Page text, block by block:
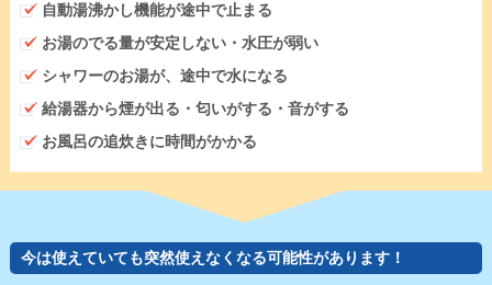
自動湯沸かし機能が途中で止まる
お湯のでる量が安定しない・水圧が弱い
シャワーのお湯が、途中で水になる
給湯器から煙が出る・匂いがする・音がする
お風呂の追炊きに時間がかかる
今は使えていても突然使えなくなる可能性があります！